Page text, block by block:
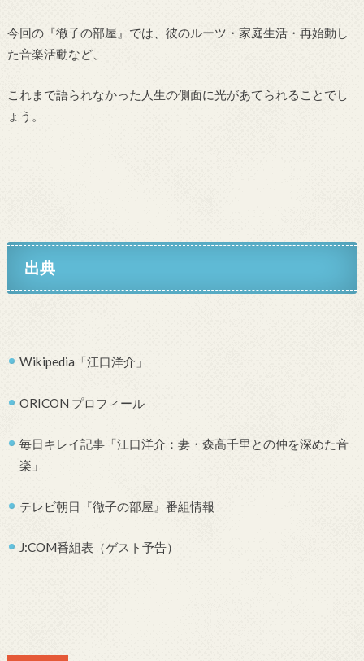
今回の『徹子の部屋』では、彼のルーツ・家庭生活・再始動し
た音楽活動など、
これまで語られなかった人生の側面に光があてられることでし
ょう。
出典
Wikipedia「江口洋介」
ORICON プロフィール
毎日キレイ記事「江口洋介：妻・森高千里との仲を深めた音
楽」
テレビ朝日『徹子の部屋』番組情報
J:COM番組表（ゲスト予告）